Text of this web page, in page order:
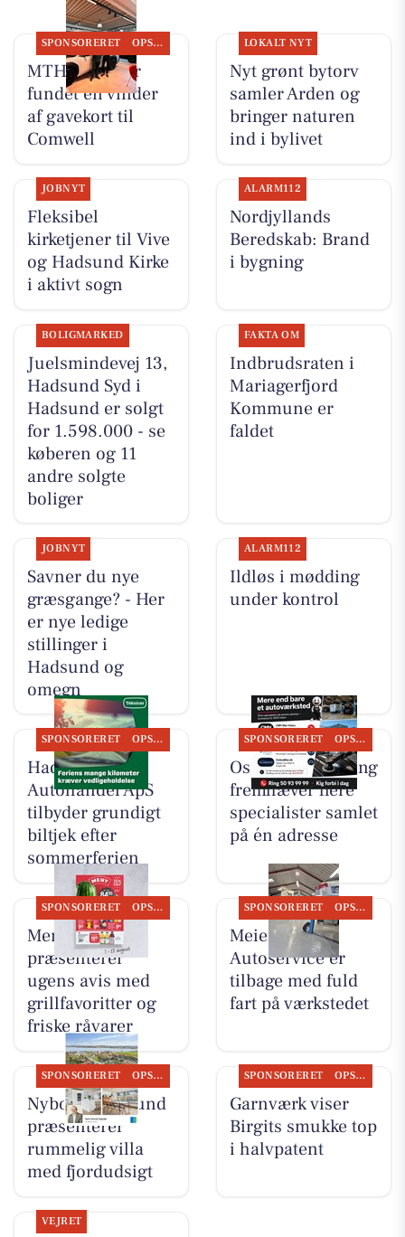
SPONSORERET OPSLAGSTAVLEN
MTH Biler har
fundet en vinder
af gavekort til
Comwell
LOKALT NYT
Nyt grønt bytorv
samler Arden og
bringer naturen
ind i bylivet
JOBNYT
Fleksibel
kirketjener til Vive
og Hadsund Kirke
i aktivt sogn
ALARM112
Nordjyllands
Beredskab: Brand
i bygning
BOLIGMARKED
Juelsmindevej 13,
Hadsund Syd i
Hadsund er solgt
for 1.598.000 - se
køberen og 11
andre solgte
boliger
FAKTA OM
Indbrudsraten i
Mariagerfjord
Kommune er
faldet
JOBNYT
Savner du nye
græsgange? - Her
er nye ledige
stillinger i
Hadsund og
omegn
ALARM112
Ildløs i mødding
under kontrol
SPONSORERET OPSLAGSTAVLEN
Hadsund
Autohandel ApS
tilbyder grundigt
biltjek efter
sommerferien
SPONSORERET OPSLAGSTAVLEN
Oscar Biludlejning
fremhæver flere
specialister samlet
på én adresse
SPONSORERET OPSLAGSTAVLEN
Meny Als
præsenterer
ugens avis med
grillfavoritter og
friske råvarer
SPONSORERET OPSLAGSTAVLEN
Meiers
Autoservice er
tilbage med fuld
fart på værkstedet
SPONSORERET OPSLAGSTAVLEN
Nybolig Hadsund
præsenterer
rummelig villa
med fjordudsigt
SPONSORERET OPSLAGSTAVLEN
Garnværk viser
Birgits smukke top
i halvpatent
VEJRET